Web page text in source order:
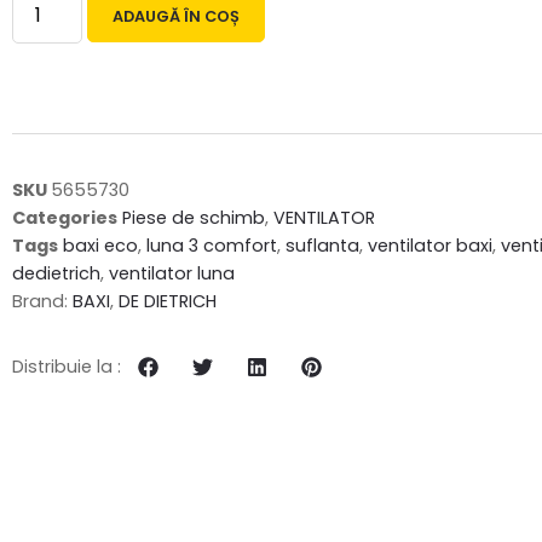
ADAUGĂ ÎN COȘ
SKU 5655730
Categories Piese de schimb, VENTILATOR
Tags baxi eco, luna 3 comfort, suflanta, ventilator baxi,
dedietrich, ventilator luna
Brand: BAXI, DE DIETRICH
Distribuie la :